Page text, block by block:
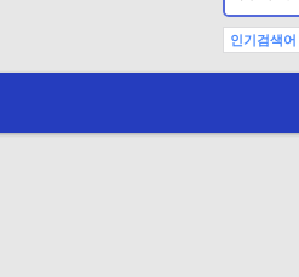
인기검색어